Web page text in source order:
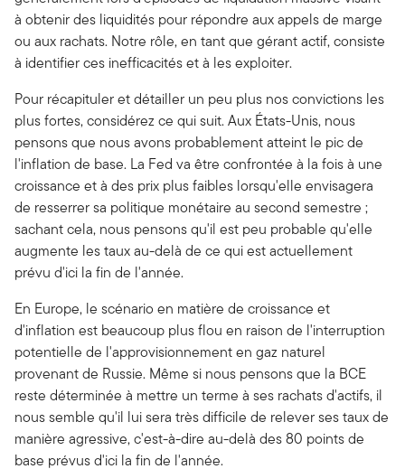
à obtenir des liquidités pour répondre aux appels de marge
ou aux rachats. Notre rôle, en tant que gérant actif, consiste
à identifier ces inefficacités et à les exploiter.
Pour récapituler et détailler un peu plus nos convictions les
plus fortes, considérez ce qui suit. Aux États-Unis, nous
pensons que nous avons probablement atteint le pic de
l'inflation de base. La Fed va être confrontée à la fois à une
croissance et à des prix plus faibles lorsqu'elle envisagera
de resserrer sa politique monétaire au second semestre ;
sachant cela, nous pensons qu'il est peu probable qu'elle
augmente les taux au-delà de ce qui est actuellement
prévu d'ici la fin de l'année.
En Europe, le scénario en matière de croissance et
d'inflation est beaucoup plus flou en raison de l'interruption
potentielle de l'approvisionnement en gaz naturel
provenant de Russie. Même si nous pensons que la BCE
reste déterminée à mettre un terme à ses rachats d'actifs, il
nous semble qu'il lui sera très difficile de relever ses taux de
manière agressive, c'est-à-dire au-delà des 80 points de
base prévus d'ici la fin de l'année.